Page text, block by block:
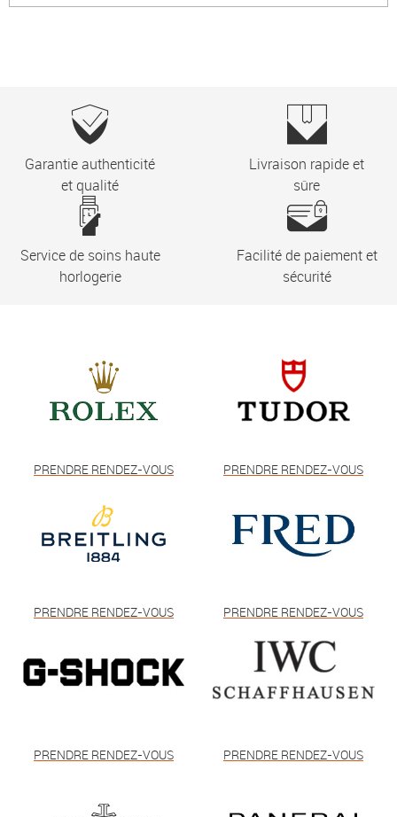
Garantie authenticité
et qualité
Livraison rapide et
sûre
Service de soins haute
horlogerie
Facilité de paiement et
sécurité
PRENDRE RENDEZ-VOUS PRENDRE RENDEZ-VOUS
PRENDRE RENDEZ-VOUS PRENDRE RENDEZ-VOUS
PRENDRE RENDEZ-VOUS PRENDRE RENDEZ-VOUS